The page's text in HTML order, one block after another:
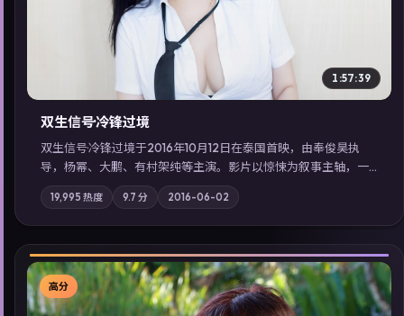
1:57:39
双生信号·冷锋过境
双生信号·冷锋过境于2016年10月12日在泰国首映，由奉俊昊执
导，杨幂、大鹏、有村架纯等主演。影片以惊悚为叙事主轴，一
场意外将众人卷入不可撤回的连锁反应；摄影与配乐强化地域气
质；站内亦可通过「国产免费观看高清电视剧在线看」延展检索
同类型高分佳作，畅享高清在线追剧体验。
19,995 热度 9.7 分 2016-06-02
高分